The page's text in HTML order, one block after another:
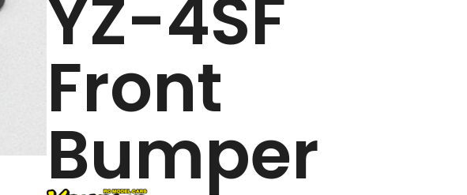
YZ-4SF
Front
Bumper